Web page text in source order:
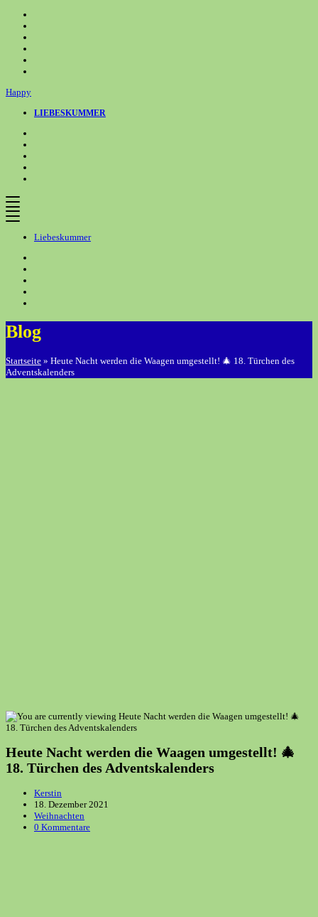
Inhalt
springen
Happy
LIEBESKUMMER
Liebeskummer
Blog
Startseite » Heute Nacht werden die Waagen umgestellt! 🎄 18. Türchen des
Adventskalenders
Heute Nacht werden die Waagen umgestellt! 🎄
18. Türchen des Adventskalenders
Beitrags-
Autor:
Kerstin
Beitrag
veröffentlicht:
18. Dezember 2021
Beitrags-
Kategorie:
Weihnachten
Beitrags-
0 Kommentare